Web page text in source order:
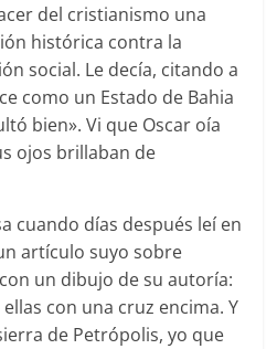
del cristianismo una
histórica contra la
social. Le decía, citando a
como un Estado de Bahia
bien». Vi que Oscar oía
ojos brillaban de
cuando días después leí en
artículo suyo sobre
un dibujo de su autoría:
con una cruz encima. Y
de Petrópolis, yo que